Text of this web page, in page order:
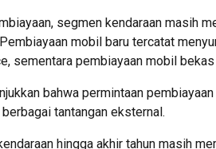
segmen kendaraan masih
mobil baru tercatat
sementara pembiayaan mobil
bahwa permintaan
tantangan eksternal.
hingga akhir tahun masih